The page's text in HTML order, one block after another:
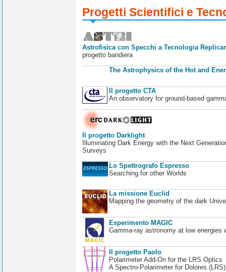
Progetti Scientifici e
Astrofisica con Specchi a Tecnologia
progetto bandiera
The Astrophysics of the Hot and
Il progetto CTA
An observatory for ground-based
Il progetto Darklight
Illuminating Dark Energy with the Next
Surveys
Lo Spettrografo Espresso
Searching for other Worlds
La missione Euclid
Mapping the geometry of the dark
Esperimento MAGIC
Gamma-ray astronomy at low energies
Il progetto Paolo
Polarimeter Add-On for the LRS Optics
A Spectro-Polarimeter for Dolores